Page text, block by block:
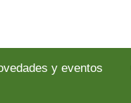
y eventos